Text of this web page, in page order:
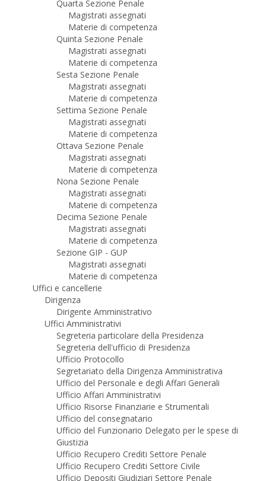
Quarta Sezione Penale
Magistrati assegnati
Materie di competenza
Quinta Sezione Penale
Magistrati assegnati
Materie di competenza
Sesta Sezione Penale
Magistrati assegnati
Materie di competenza
Settima Sezione Penale
Magistrati assegnati
Materie di competenza
Ottava Sezione Penale
Magistrati assegnati
Materie di competenza
Nona Sezione Penale
Magistrati assegnati
Materie di competenza
Decima Sezione Penale
Magistrati assegnati
Materie di competenza
Sezione GIP - GUP
Magistrati assegnati
Materie di competenza
Uffici e cancellerie
Dirigenza
Dirigente Amministrativo
Uffici Amministrativi
Segreteria particolare della Presidenza
Segreteria dell'ufficio di Presidenza
Ufficio Protocollo
Segretariato della Dirigenza Amministrativa
Ufficio del Personale e degli Affari Generali
Ufficio Affari Amministrativi
Ufficio Risorse Finanziarie e Strumentali
Ufficio del consegnatario
Ufficio del Funzionario Delegato per le spese di
Giustizia
Ufficio Recupero Crediti Settore Penale
Ufficio Recupero Crediti Settore Civile
Ufficio Depositi Giudiziari Settore Penale